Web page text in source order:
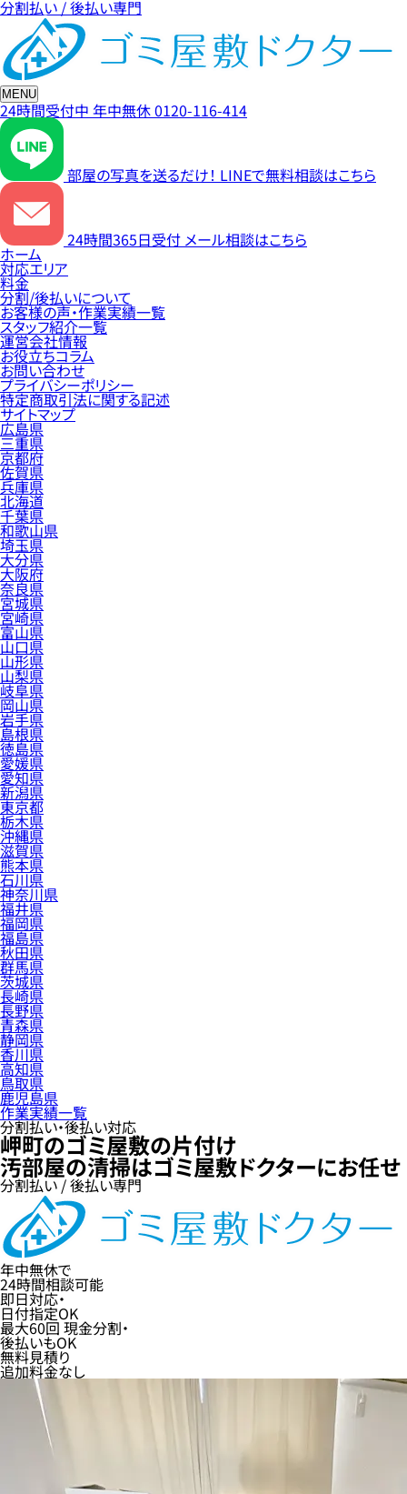
分割払い / 後払い専門
MENU
24時間受付中 年中無休0120-116-414
部屋の写真を送るだけ！ LINEで無料相談はこちら
24時間365日受付 メール相談はこちら
ホーム
対応エリア
料金
分割/後払いについて
お客様の声・作業実績一覧
スタッフ紹介一覧
運営会社情報
お役立ちコラム
お問い合わせ
プライバシーポリシー
特定商取引法に関する記述
サイトマップ
広島県
三重県
京都府
佐賀県
兵庫県
北海道
千葉県
和歌山県
埼玉県
大分県
大阪府
奈良県
宮城県
宮崎県
富山県
山口県
山形県
山梨県
岐阜県
岡山県
岩手県
島根県
徳島県
愛媛県
愛知県
新潟県
東京都
栃木県
沖縄県
滋賀県
熊本県
石川県
神奈川県
福井県
福岡県
福島県
秋田県
群馬県
茨城県
長崎県
長野県
青森県
静岡県
香川県
高知県
鳥取県
鹿児島県
作業実績一覧
分割払い・後払い対応
岬町のゴミ屋敷の片付け
汚部屋の清掃はゴミ屋敷ドクターにお任せ
分割払い / 後払い専門
年中無休で
24時間相談可能
即日対応・
日付指定OK
最大60回 現金分割・
後払いもOK
無料見積り
追加料金なし